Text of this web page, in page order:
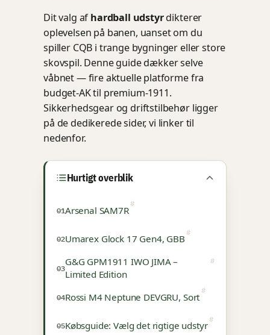
Dit valg af hardball udstyrdikterer
oplevelsen på banen, uanset om du
spiller CQB i trange bygninger eller store
skovspil. Denne guide dækker selve
våbnet — fire aktuelle platforme fra
budget-AK til premium-1911.
Sikkerhedsgear og driftstilbehør ligger
på de dedikerede sider, vi linker til
nedenfor.
Hurtigt overblik
Arsenal SAM7R
Umarex Glock 17 Gen4, GBB
G&G GPM1911 IWO JIMA –
Limited Edition
Rossi M4 Neptune DEVGRU, Sort
Købsguide: Vælg det rigtige udstyr